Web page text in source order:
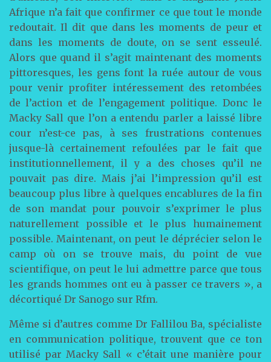
Afrique n’a fait que confirmer ce que tout le monde
redoutait. Il dit que dans les moments de peur et
dans les moments de doute, on se sent esseulé.
Alors que quand il s’agit maintenant des moments
pittoresques, les gens font la ruée autour de vous
pour venir profiter intéressement des retombées
de l’action et de l’engagement politique. Donc le
Macky Sall que l’on a entendu parler a laissé libre
cour n’est-ce pas, à ses frustrations contenues
jusque-là certainement refoulées par le fait que
institutionnellement, il y a des choses qu’il ne
pouvait pas dire. Mais j’ai l’impression qu’il est
beaucoup plus libre à quelques encablures de la fin
de son mandat pour pouvoir s’exprimer le plus
naturellement possible et le plus humainement
possible. Maintenant, on peut le déprécier selon le
camp où on se trouve mais, du point de vue
scientifique, on peut le lui admettre parce que tous
les grands hommes ont eu à passer ce travers », a
décortiqué Dr Sanogo sur Rfm.
Même si d’autres comme Dr Fallilou Ba, spécialiste
en communication politique, trouvent que ce ton
utilisé par Macky Sall « c’était une manière pour